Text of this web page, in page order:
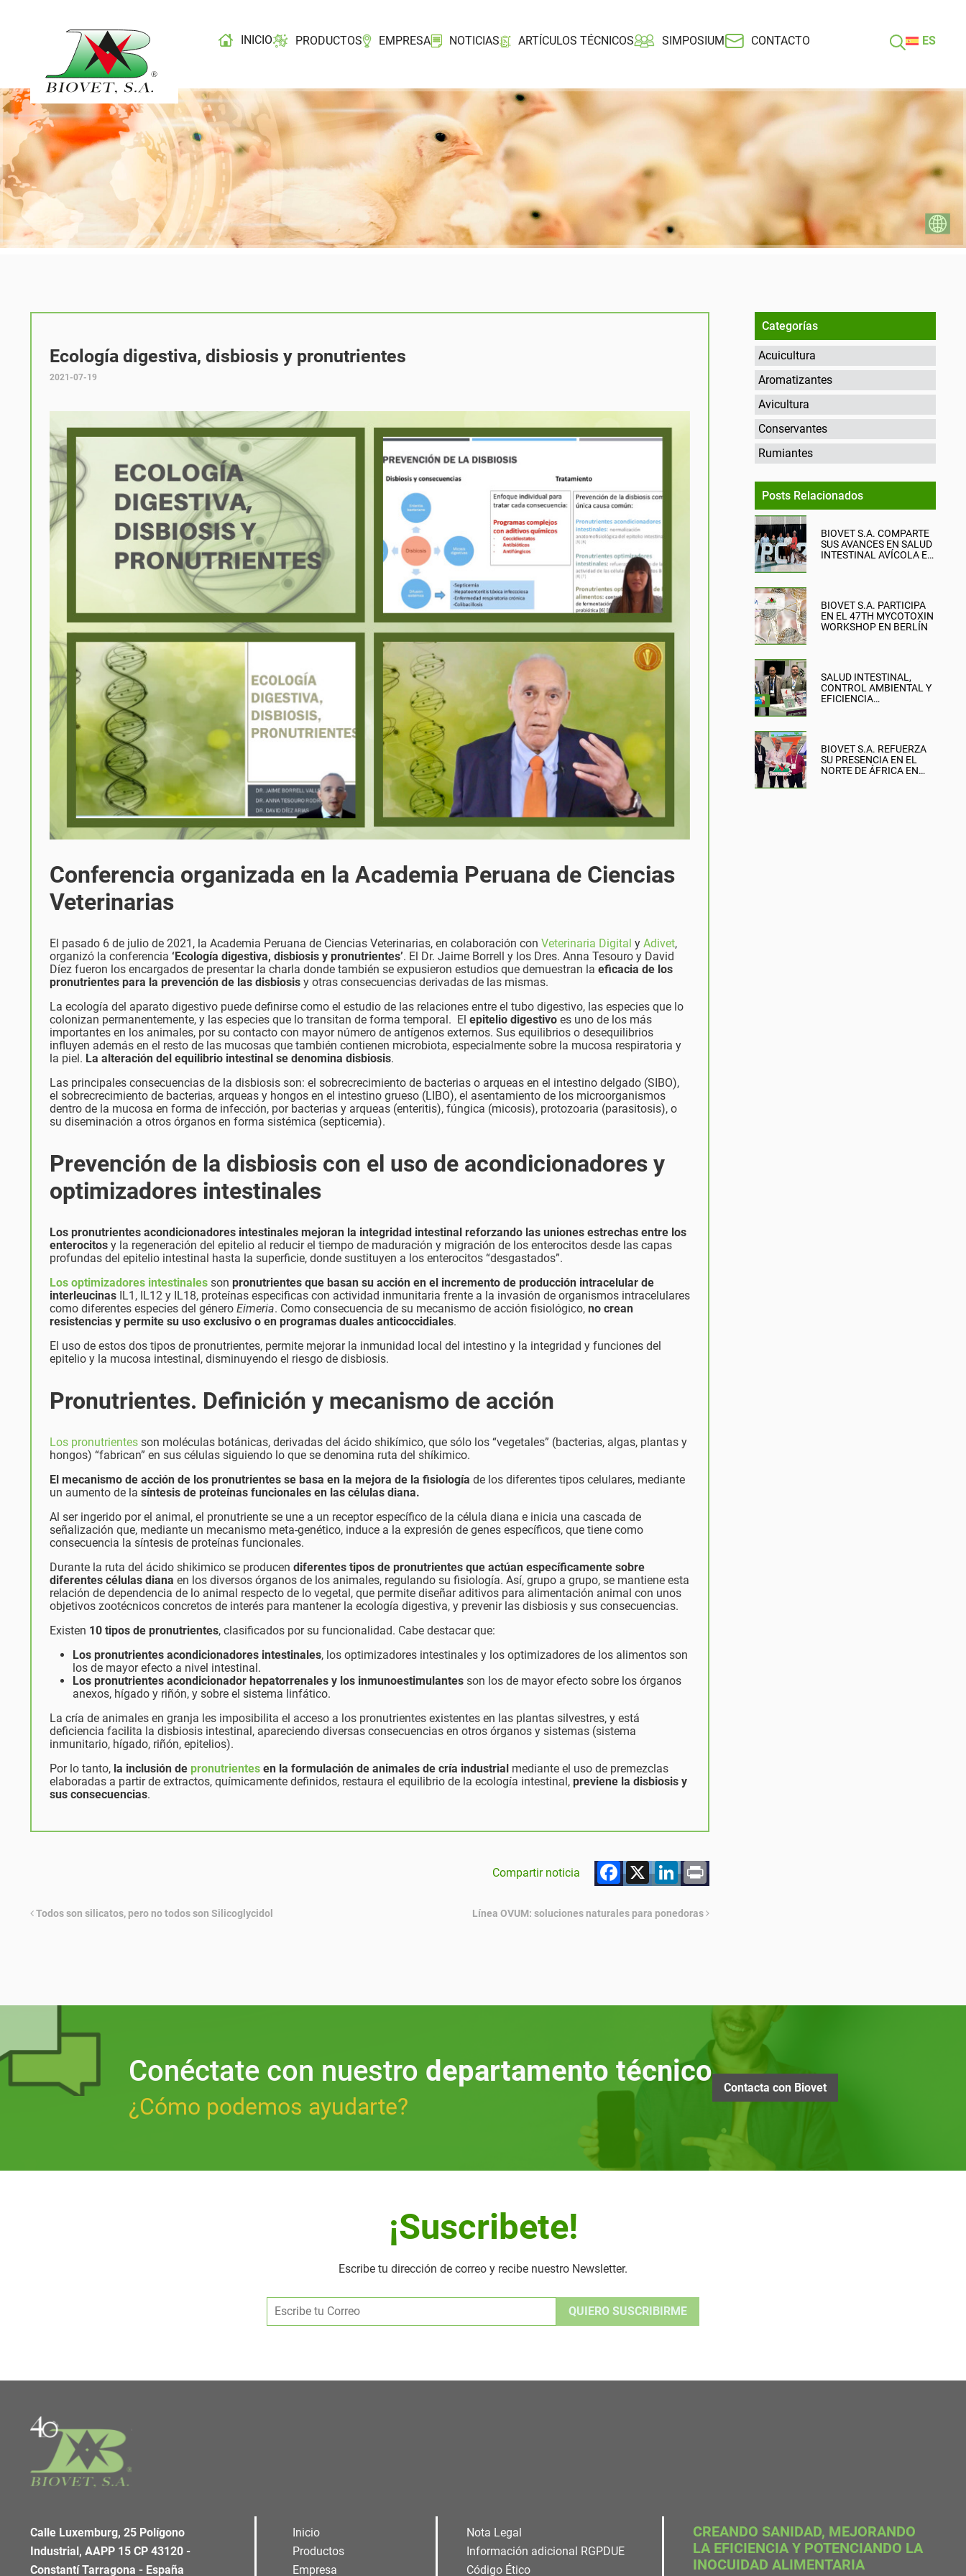
INICIO PRODUCTOS EMPRESA NOTICIAS ARTÍCULOS TÉCNICOS SIMPOSIUM CONTACTO ES
Ecología digestiva, disbiosis y pronutrientes
2021-07-19
Conferencia organizada en la Academia Peruana de Ciencias
Veterinarias
El pasado 6 de julio de 2021, la Academia Peruana de Ciencias Veterinarias, en colaboración con Veterinaria Digital y Adivet,
organizó la conferencia ‘Ecología digestiva, disbiosis y pronutrientes’. El Dr. Jaime Borrell y los Dres. Anna Tesouro y David
Díez fueron los encargados de presentar la charla donde también se expusieron estudios que demuestran la eficacia de los
pronutrientes para la prevención de las disbiosis y otras consecuencias derivadas de las mismas.
La ecología del aparato digestivo puede definirse como el estudio de las relaciones entre el tubo digestivo, las especies que lo
colonizan permanentemente, y las especies que lo transitan de forma temporal. El epitelio digestivo es uno de los más
importantes en los animales, por su contacto con mayor número de antígenos externos. Sus equilibrios o desequilibrios
influyen además en el resto de las mucosas que también contienen microbiota, especialmente sobre la mucosa respiratoria y
la piel. La alteración del equilibrio intestinal se denomina disbiosis.
Las principales consecuencias de la disbiosis son: el sobrecrecimiento de bacterias o arqueas en el intestino delgado (SIBO),
el sobrecrecimiento de bacterias, arqueas y hongos en el intestino grueso (LIBO), el asentamiento de los microorganismos
dentro de la mucosa en forma de infección, por bacterias y arqueas (enteritis), fúngica (micosis), protozoaria (parasitosis), o
su diseminación a otros órganos en forma sistémica (septicemia).
Prevención de la disbiosis con el uso de acondicionadores y
optimizadores intestinales
Los pronutrientes acondicionadores intestinales mejoran la integridad intestinal reforzando las uniones estrechas entre los
enterocitos y la regeneración del epitelio al reducir el tiempo de maduración y migración de los enterocitos desde las capas
profundas del epitelio intestinal hasta la superficie, donde sustituyen a los enterocitos “desgastados”.
Los optimizadores intestinales son pronutrientes que basan su acción en el incremento de producción intracelular de
interleucinas IL1, IL12 y IL18, proteínas especificas con actividad inmunitaria frente a la invasión de organismos intracelulares
como diferentes especies del género Eimeria. Como consecuencia de su mecanismo de acción fisiológico, no crean
resistencias y permite su uso exclusivo o en programas duales anticoccidiales.
El uso de estos dos tipos de pronutrientes, permite mejorar la inmunidad local del intestino y la integridad y funciones del
epitelio y la mucosa intestinal, disminuyendo el riesgo de disbiosis.
Pronutrientes. Definición y mecanismo de acción
Los pronutrientes son moléculas botánicas, derivadas del ácido shikímico, que sólo los “vegetales” (bacterias, algas, plantas y
hongos) “fabrican” en sus células siguiendo lo que se denomina ruta del shíkimico.
El mecanismo de acción de los pronutrientes se basa en la mejora de la fisiología de los diferentes tipos celulares, mediante
un aumento de la síntesis de proteínas funcionales en las células diana.
Al ser ingerido por el animal, el pronutriente se une a un receptor específico de la célula diana e inicia una cascada de
señalización que, mediante un mecanismo meta-genético, induce a la expresión de genes específicos, que tiene como
consecuencia la síntesis de proteínas funcionales.
Durante la ruta del ácido shikimico se producen diferentes tipos de pronutrientes que actúan específicamente sobre
diferentes células diana en los diversos órganos de los animales, regulando su fisiología. Así, grupo a grupo, se mantiene esta
relación de dependencia de lo animal respecto de lo vegetal, que permite diseñar aditivos para alimentación animal con unos
objetivos zootécnicos concretos de interés para mantener la ecología digestiva, y prevenir las disbiosis y sus consecuencias.
Existen 10 tipos de pronutrientes, clasificados por su funcionalidad. Cabe destacar que:
Los pronutrientes acondicionadores intestinales, los optimizadores intestinales y los optimizadores de los alimentos son
los de mayor efecto a nivel intestinal.
Los pronutrientes acondicionador hepatorrenales y los inmunoestimulantes son los de mayor efecto sobre los órganos
anexos, hígado y riñón, y sobre el sistema linfático.
La cría de animales en granja les imposibilita el acceso a los pronutrientes existentes en las plantas silvestres, y está
deficiencia facilita la disbiosis intestinal, apareciendo diversas consecuencias en otros órganos y sistemas (sistema
inmunitario, hígado, riñón, epitelios).
Por lo tanto, la inclusión de pronutrientes en la formulación de animales de cría industrial mediante el uso de premezclas
elaboradas a partir de extractos, químicamente definidos, restaura el equilibrio de la ecología intestinal, previene la disbiosis y
sus consecuencias.
Compartir noticia Facebook
X LinkedIn
Print
Todos son silicatos, pero no todos son Silicoglycidol Línea OVUM: soluciones naturales para ponedoras
Categorías
Acuicultura
Aromatizantes
Avicultura
Conservantes
Rumiantes
Posts Relacionados
BIOVET S.A. COMPARTE
SUS AVANCES EN SALUD
INTESTINAL AVÍCOLA EN
BIOVET S.A. PARTICIPA
EN EL 47TH MYCOTOXIN
WORKSHOP EN BERLÍN
SALUD INTESTINAL,
CONTROL AMBIENTAL Y
EFICIENCIA
BIOVET S.A. REFUERZA
SU PRESENCIA EN EL
NORTE DE ÁFRICA EN
Conéctate con nuestro departamento técnico
¿Cómo podemos ayudarte?
Contacta con Biovet
¡Suscribete!
Escribe tu dirección de correo y recibe nuestro Newsletter.
Alternative:
Calle Luxemburg, 25 Polígono
Industrial, AAPP 15 CP 43120 -
Constantí Tarragona - España
Inicio
Productos
Empresa
Nota Legal
Información adicional RGPDUE
Código Ético
CREANDO SANIDAD, MEJORANDO
LA EFICIENCIA Y POTENCIANDO LA
INOCUIDAD ALIMENTARIA